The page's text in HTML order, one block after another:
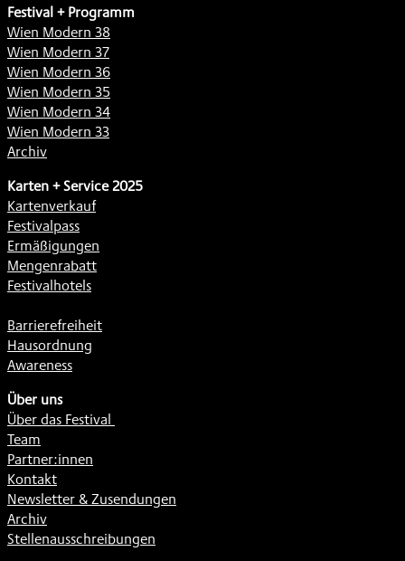
Festival + Programm
Wien Modern 38
Wien Modern 37
Wien Modern 36
Wien Modern 35
Wien Modern 34
Wien Modern 33
Archiv
Karten + Service 2025
Kartenverkauf
Festivalpass
Ermäßigungen
Mengenrabatt
Festivalhotels
Barrierefreiheit
Hausordnung
Awareness
Über uns
Über das Festival
Team
Partner:innen
Kontakt
Newsletter & Zusendungen
Archiv
Stellenausschreibungen